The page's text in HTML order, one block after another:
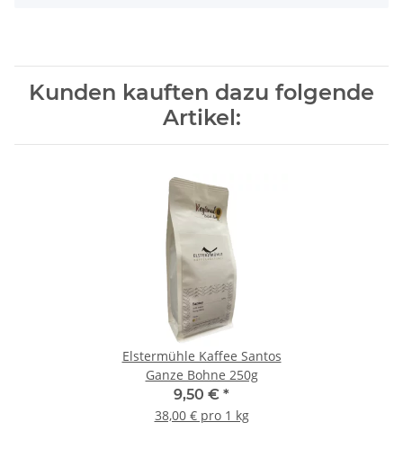
Kunden kauften dazu folgende
Artikel:
Elstermühle Kaffee Santos
Ganze Bohne 250g
9,50 € *
38,00 € pro 1 kg